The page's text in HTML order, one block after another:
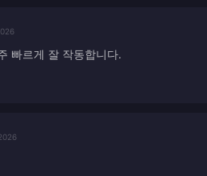
빠르게 잘 작동합니다.